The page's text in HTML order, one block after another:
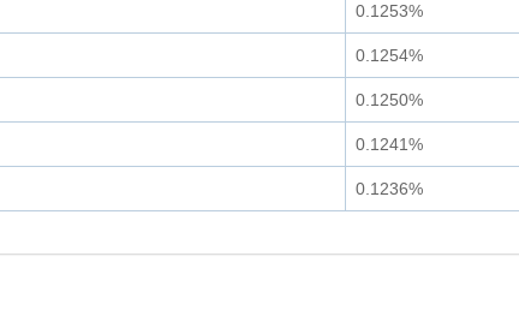
0.1253%
0.1254%
0.1250%
0.1241%
0.1236%